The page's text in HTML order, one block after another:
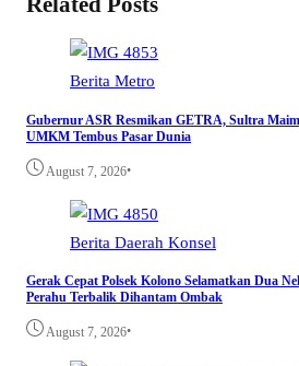
Berita Metro
Gubernur ASR Resmikan GETRA, Sultra
UMKM Tembus Pasar Dunia
August 7, 2026•
Berita Daerah Konsel
Gerak Cepat Polsek Kolono Selamatkan Dua
Perahu Terbalik Dihantam Ombak
August 7, 2026•